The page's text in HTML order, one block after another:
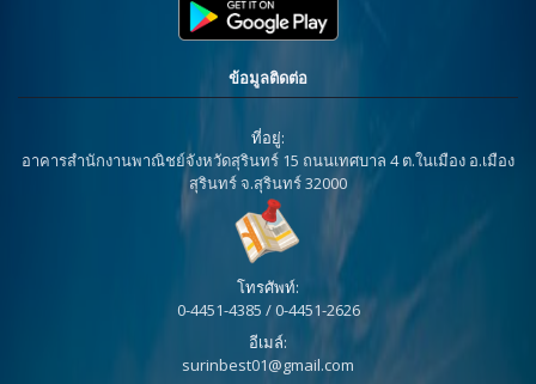
ข้อมูลติดต่อ
ที่อยู่:
อาคารสำนักงานพาณิชย์จังหวัดสุรินทร์ 15 ถนนเทศบาล 4 ต.ในเมือง อ.เมือง
สุรินทร์ จ.สุรินทร์ 32000
โทรศัพท์:
0-4451-4385 / 0-4451-2626
อีเมล์:
surinbest01@gmail.com